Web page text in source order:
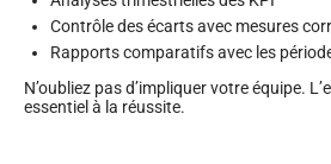
Contrôle des écarts avec mesures
Rapports comparatifs avec les
N’oubliez pas d’impliquer votre équipe.
essentiel à la réussite.